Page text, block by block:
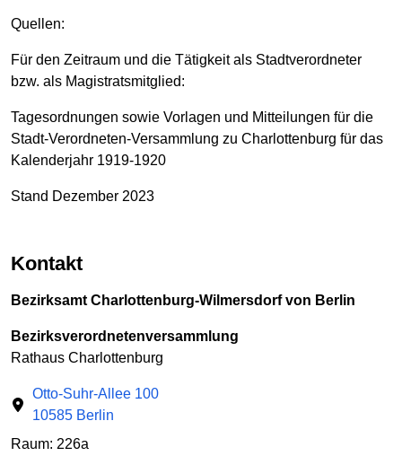
Quellen:
Für den Zeitraum und die Tätigkeit als Stadtverordneter
bzw. als Magistratsmitglied:
Tagesordnungen sowie Vorlagen und Mitteilungen für die
Stadt-Verordneten-Versammlung zu Charlottenburg für das
Kalenderjahr 1919-1920
Stand Dezember 2023
Kontakt
Bezirksamt Charlottenburg-Wilmersdorf von Berlin
Bezirksverordnetenversammlung
Rathaus Charlottenburg
Otto-Suhr-Allee 100
10585 Berlin
Raum: 226a